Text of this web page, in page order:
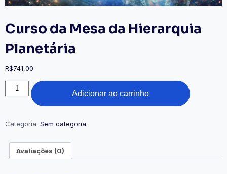
Curso da Mesa da Hierarquia
Planetária
R$741,00
Adicionar ao carrinho
Categoria: Sem categoria
Avaliações (0)